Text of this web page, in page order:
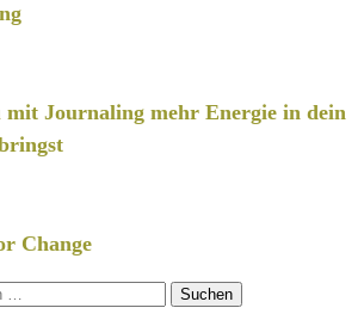
mit Journaling mehr Energie in dein
Change